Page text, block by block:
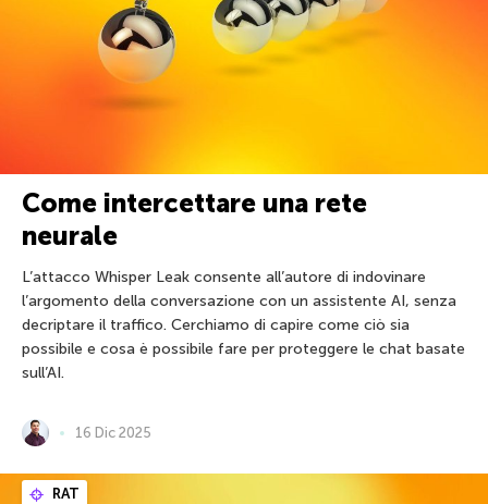
Come intercettare una rete
neurale
L’attacco Whisper Leak consente all’autore di indovinare
l’argomento della conversazione con un assistente AI, senza
decriptare il traffico. Cerchiamo di capire come ciò sia
possibile e cosa è possibile fare per proteggere le chat basate
sull’AI.
16 Dic 2025
RAT